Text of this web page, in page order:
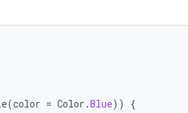
(color = Color .Blue))
{